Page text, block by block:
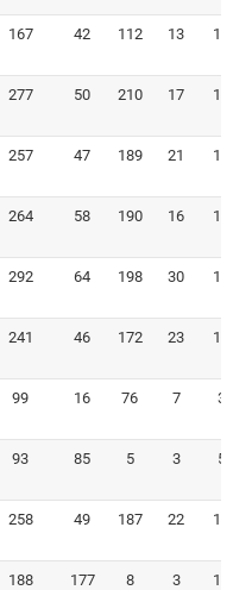
167 42 112 13 14
277 50 210 17 16
257 47 189 21 11
264 58 190 16 19
292 64 198 30 18
241 46 172 23 17
99 16 76 7 3
93 85 5 3 5
258 49 187 22 12
188 177 8 3 15